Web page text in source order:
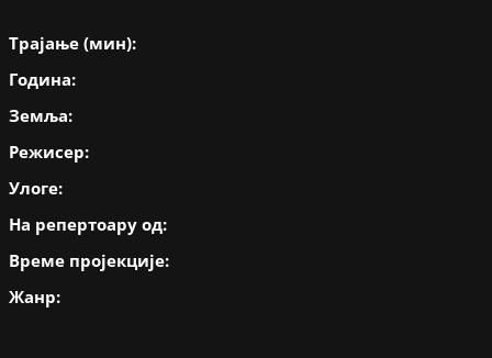
Трајање (мин):
Година:
Земља:
Режисер:
Улоге:
На репертоару од:
Време пројекције:
Жанр: